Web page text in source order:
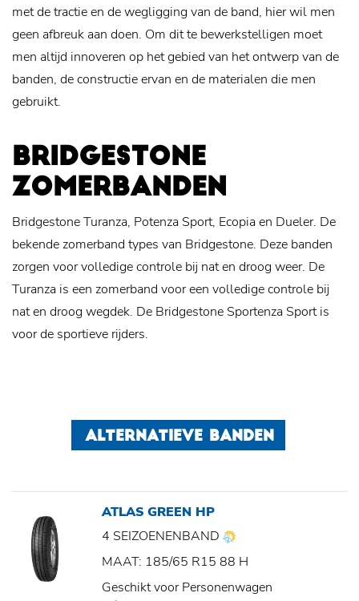
met de tractie en de wegligging van de band, hier wil men
geen afbreuk aan doen. Om dit te bewerkstelligen moet
men altijd innoveren op het gebied van het ontwerp van de
banden, de constructie ervan en de materialen die men
gebruikt.
BRIDGESTONE
ZOMERBANDEN
Bridgestone Turanza, Potenza Sport, Ecopia en Dueler. De
bekende zomerband types van Bridgestone. Deze banden
zorgen voor volledige controle bij nat en droog weer. De
Turanza is een zomerband voor een volledige controle bij
nat en droog wegdek. De Bridgestone Sportenza Sport is
voor de sportieve rijders.
ALTERNATIEVE BANDEN
ATLAS GREEN HP
4 SEIZOENENBAND
MAAT: 185/65 R15 88 H
Geschikt voor Personenwagen